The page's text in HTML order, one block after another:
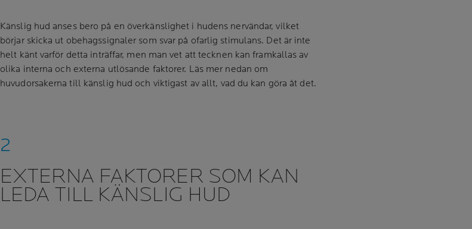
Känslig hud anses bero på en överkänslighet i hudens nervändar, vilket
börjar skicka ut obehagssignaler som svar på ofarlig stimulans. Det är inte
helt känt varför detta inträffar, men man vet att tecknen kan framkallas av
olika interna och externa utlösande faktorer. Läs mer nedan om
huvudorsakerna till känslig hud och viktigast av allt, vad du kan göra åt det.
EXTERNA FAKTORER SOM KAN
LEDA TILL KÄNSLIG HUD